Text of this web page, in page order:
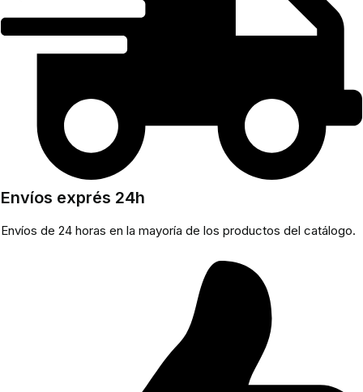
Envíos exprés 24h
Envíos de 24 horas en la mayoría de los productos del catálogo.